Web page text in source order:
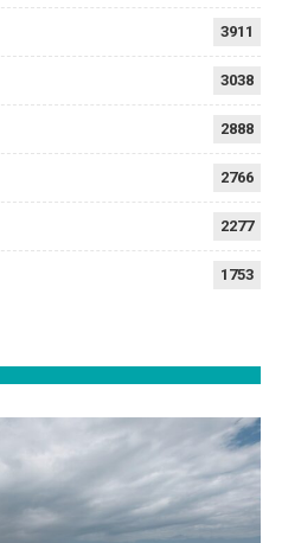
3911
3038
2888
2766
2277
1753